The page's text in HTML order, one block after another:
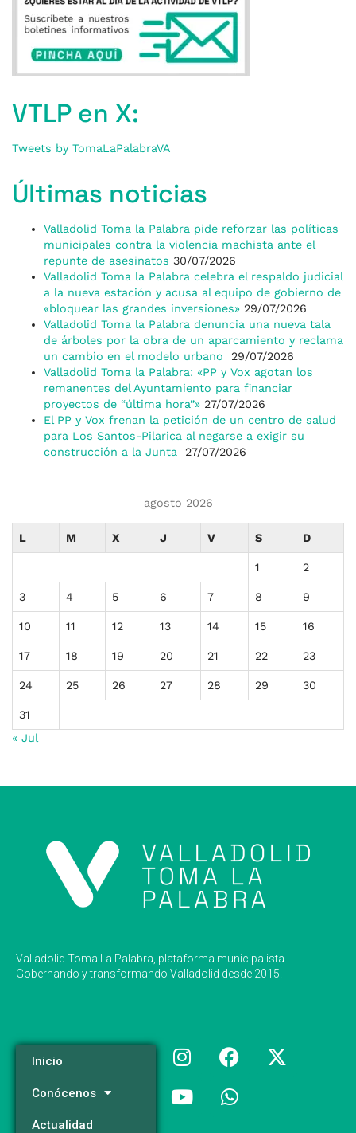
VTLP en X:
Tweets by TomaLaPalabraVA
Últimas noticias
Valladolid Toma la Palabra pide reforzar las políticas
municipales contra la violencia machista ante el
repunte de asesinatos 30/07/2026
Valladolid Toma la Palabra celebra el respaldo judicial
a la nueva estación y acusa al equipo de gobierno de
«bloquear las grandes inversiones» 29/07/2026
Valladolid Toma la Palabra denuncia una nueva tala
de árboles por la obra de un aparcamiento y reclama
un cambio en el modelo urbano
29/07/2026
Valladolid Toma la Palabra: «PP y Vox agotan los
remanentes del Ayuntamiento para financiar
proyectos de “última hora”» 27/07/2026
El PP y Vox frenan la petición de un centro de salud
para Los Santos-Pilarica al negarse a exigir su
construcción a la Junta
27/07/2026
agosto 2026
L M X J V S D
1 2
3 4 5 6 7 8 9
10 11 12 13 14 15 16
17 18 19 20 21 22 23
24 25 26 27 28 29 30
31
« Jul
Valladolid Toma La Palabra, plataforma municipalista.
Gobernando y transformando Valladolid desde 2015.
Inicio
Conócenos
Actualidad